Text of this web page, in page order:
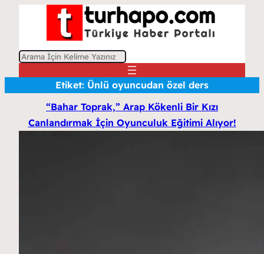
A
Etiket: Ünlü oyuncudan özel ders
“Bahar Toprak,” Arap Kökenli Bir Kızı
Canlandırmak İçin Oyunculuk Eğitimi Alıyor!